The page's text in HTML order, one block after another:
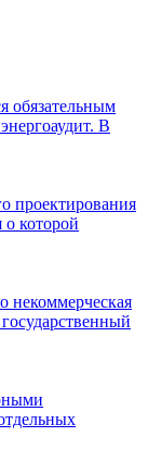
обязательным
В
проектирования
о которой
некоммерческая